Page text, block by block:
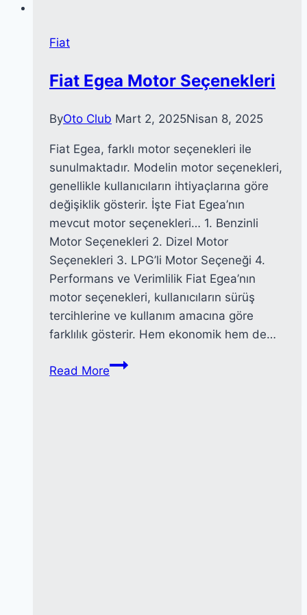
Fiat
Fiat Egea Motor Seçenekleri
ByOto Club Mart 2, 2025Nisan 8, 2025
Fiat Egea, farklı motor seçenekleri ile
sunulmaktadır. Modelin motor seçenekleri,
genellikle kullanıcıların ihtiyaçlarına göre
değişiklik gösterir. İşte Fiat Egea’nın
mevcut motor seçenekleri… 1. Benzinli
Motor Seçenekleri 2. Dizel Motor
Seçenekleri 3. LPG’li Motor Seçeneği 4.
Performans ve Verimlilik Fiat Egea’nın
motor seçenekleri, kullanıcıların sürüş
tercihlerine ve kullanım amacına göre
farklılık gösterir. Hem ekonomik hem de…
Read MoreFiat